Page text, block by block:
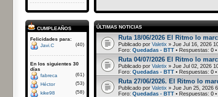
CUMPLEAÑOS
Felicidades para:
Javi.C
(40)
En los siguientes 30
días
fabreca
(61)
Héctor
(53)
kike98
(58)
ÚLTIMAS NOTICIAS
Ruta 18/06/2026 El Ritmo lo
Publicado por Valetix » Jue Jul 16, 2026
Foro: Quedadas - BTT• Respuestas: 0•
Ruta 04/07/2026 El Ritmo lo
Publicado por Valetix » Jue Jul 02, 2026
Foro: Quedadas - BTT• Respuestas: 0•
Ruta 27/06/2026. El Ritmo lo
Publicado por Valetix » Jue Jun 25, 2026
Foro: Quedadas - BTT• Respuestas: 0•